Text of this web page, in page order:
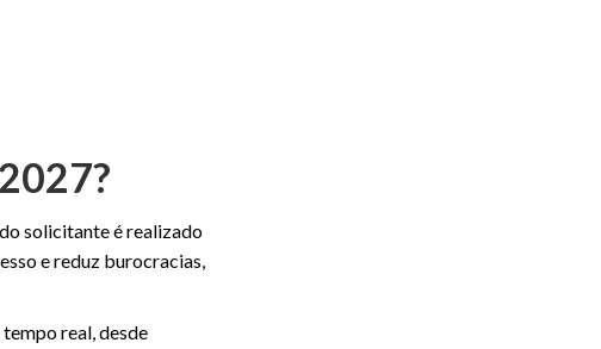
solicitante é realizado
e reduz burocracias,
real, desde